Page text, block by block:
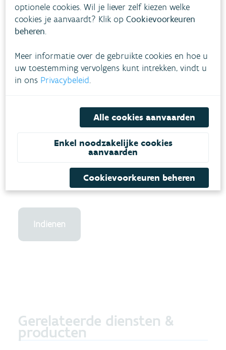
Gerelateerde diensten &
producten
optionele cookies. Wil je liever zelf kiezen welke
cookies je aanvaardt? Klik opCookievoorkeuren
beheren.
Meer informatie over de gebruikte cookies en hoe u
uw toestemming vervolgens kunt intrekken, vindt u
in ons Privacybeleid.
Alle cookies aanvaarden
Enkel noodzakelijke cookies
aanvaarden
Cookievoorkeuren beheren